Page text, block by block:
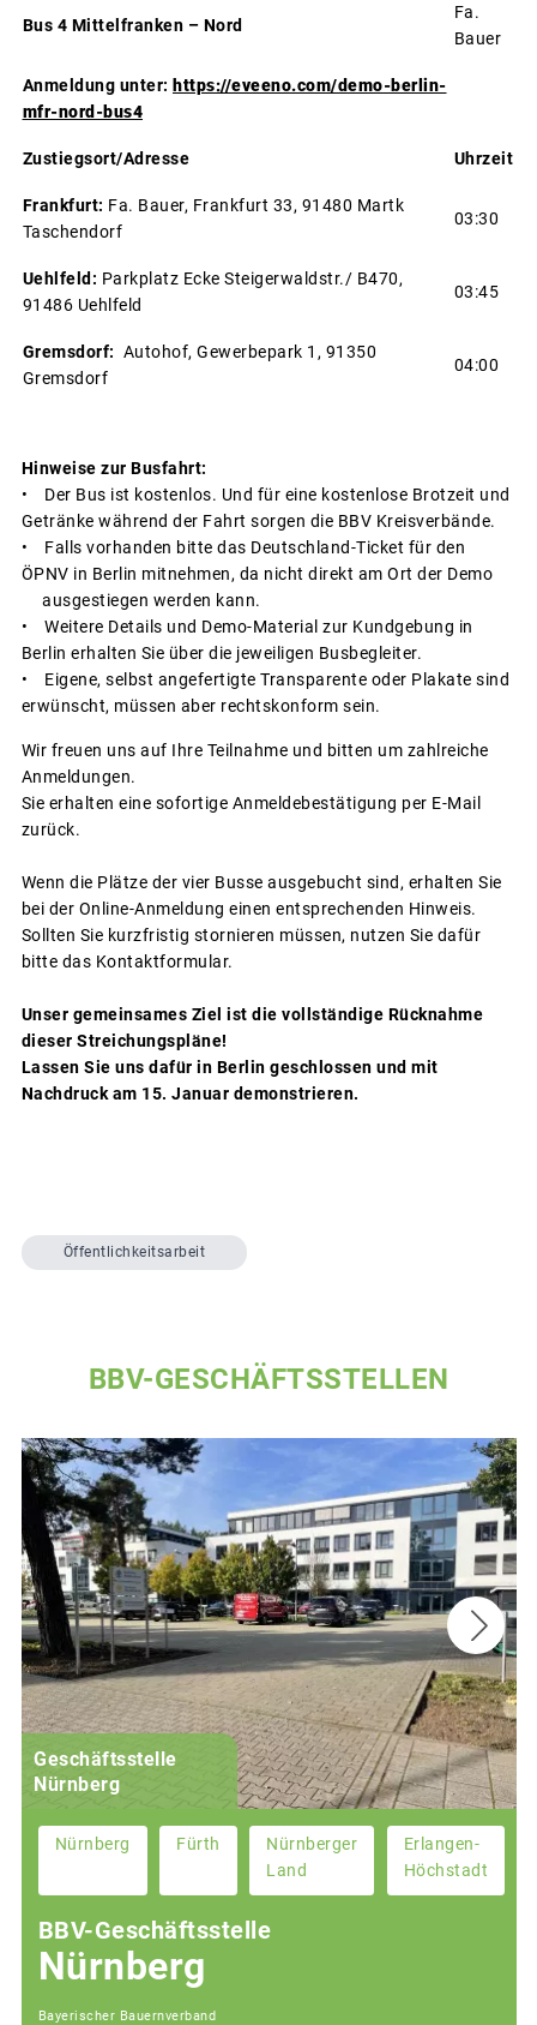
Bus 4 Mittelfranken – Nord
Fa.
Bauer
Anmeldung unter: https://eveeno.com/demo-berlin-
mfr-nord-bus4
Zustiegsort/Adresse Uhrzeit
Frankfurt: Fa. Bauer, Frankfurt 33, 91480 Martk
Taschendorf
03:30
Uehlfeld: Parkplatz Ecke Steigerwaldstr./ B470,
91486 Uehlfeld
03:45
Gremsdorf: Autohof, Gewerbepark 1, 91350
Gremsdorf
04:00
Hinweise zur Busfahrt:
• Der Bus ist kostenlos. Und für eine kostenlose Brotzeit und
Getränke während der Fahrt sorgen die BBV Kreisverbände.
• Falls vorhanden bitte das Deutschland-Ticket für den
ÖPNV in Berlin mitnehmen, da nicht direkt am Ort der Demo
ausgestiegen werden kann.
• Weitere Details und Demo-Material zur Kundgebung in
Berlin erhalten Sie über die jeweiligen Busbegleiter.
• Eigene, selbst angefertigte Transparente oder Plakate sind
erwünscht, müssen aber rechtskonform sein.
Wir freuen uns auf Ihre Teilnahme und bitten um zahlreiche
Anmeldungen.
Sie erhalten eine sofortige Anmeldebestätigung per E-Mail
zurück.
Wenn die Plätze der vier Busse ausgebucht sind, erhalten Sie
bei der Online-Anmeldung einen entsprechenden Hinweis.
Sollten Sie kurzfristig stornieren müssen, nutzen Sie dafür
bitte das Kontaktformular.
Unser gemeinsames Ziel ist die vollständige Rücknahme
dieser Streichungspläne!
Lassen Sie uns dafür in Berlin geschlossen und mit
Nachdruck am 15. Januar demonstrieren.
Öffentlichkeitsarbeit
BBV-GESCHÄFTSSTELLEN
Geschäftsstelle
Nürnberg
Nürnberg Fürth
Nürnberger
Land
Erlangen-
Höchstadt
BBV-Geschäftsstelle
Nürnberg
Bayerischer Bauernverband